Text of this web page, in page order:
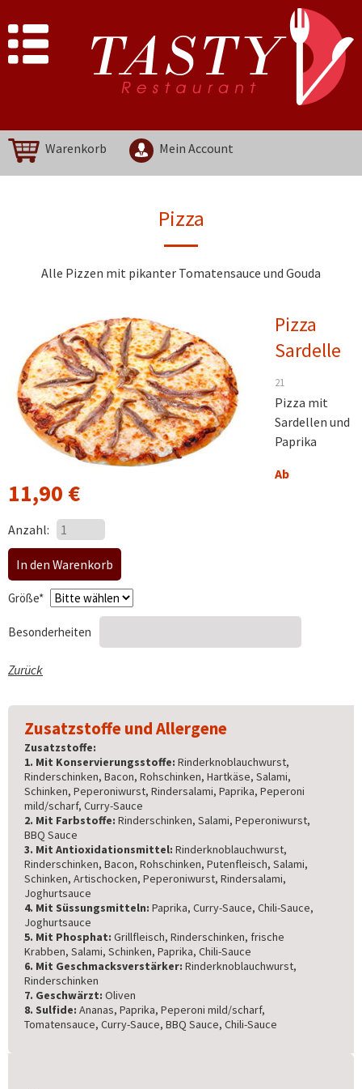
Warenkorb Mein Account
Pizza
Alle Pizzen mit pikanter Tomatensauce und Gouda
Pizza
Sardelle
21
Pizza mit
Sardellen und
Paprika
Ab
11,90 €
Anzahl:
Pflichtfeld
Größe*
Besonderheiten
Zurück
Zusatzstoffe und Allergene
Zusatzstoffe:
1. Mit Konservierungsstoffe: Rinderknoblauchwurst,
Rinderschinken, Bacon, Rohschinken, Hartkäse, Salami,
Schinken, Peperoniwurst, Rindersalami, Paprika, Peperoni
mild/scharf, Curry-Sauce
2. Mit Farbstoffe: Rinderschinken, Salami, Peperoniwurst,
BBQ Sauce
3. Mit Antioxidationsmittel: Rinderknoblauchwurst,
Rinderschinken, Bacon, Rohschinken, Putenfleisch, Salami,
Schinken, Artischocken, Peperoniwurst, Rindersalami,
Joghurtsauce
4. Mit Süssungsmitteln: Paprika, Curry-Sauce, Chili-Sauce,
Joghurtsauce
5. Mit Phosphat: Grillfleisch, Rinderschinken, frische
Krabben, Salami, Schinken, Paprika, Chili-Sauce
6. Mit Geschmacksverstärker: Rinderknoblauchwurst,
Rinderschinken
7. Geschwärzt: Oliven
8. Sulfide: Ananas, Paprika, Peperoni mild/scharf,
Tomatensauce, Curry-Sauce, BBQ Sauce, Chili-Sauce